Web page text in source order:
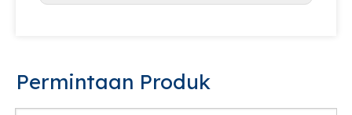
Permintaan Produk